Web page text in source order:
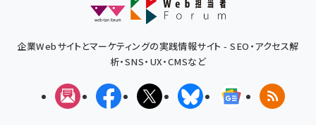
企業Webサイトとマーケティングの実践情報サイト - SEO・アクセス解
析・SNS・UX・CMSなど
メルマガFacebookX(エックス)BlueskyGoogleニュ
RSS